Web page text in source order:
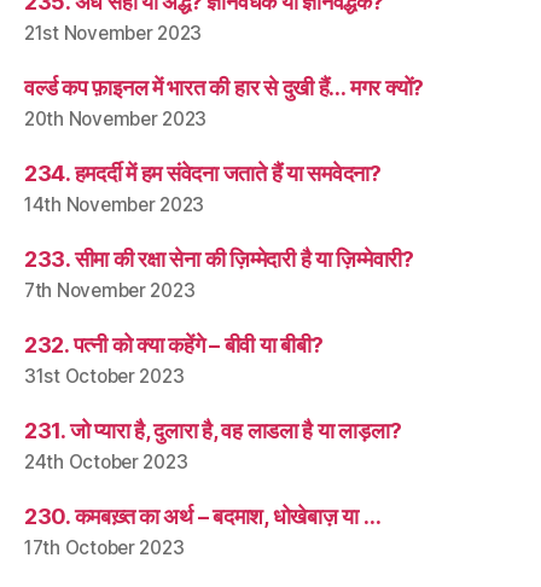
21st November 2023
वर्ल्ड कप फ़ाइनल में भारत की हार से दुखी हैं… मगर क्यों?
20th November 2023
234. हमदर्दी में हम संवेदना जताते हैं या समवेदना?
14th November 2023
233. सीमा की रक्षा सेना की ज़िम्मेदारी है या ज़िम्मेवारी?
7th November 2023
232. पत्नी को क्या कहेंगे – बीवी या बीबी?
31st October 2023
231. जो प्यारा है, दुलारा है, वह लाडला है या लाड़ला?
24th October 2023
230. कमबख़्त का अर्थ – बदमाश, धोखेबाज़ या …
17th October 2023